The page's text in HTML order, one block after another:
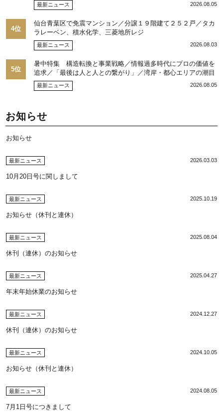
／池田 明社長に聞く
最新ニュース 2026.08.05
4位
仙台青葉区で免震マンション／分譲１９階建て２５２戸／タカ
ラレーベン、積水化学、三菱地所レジ
最新ニュース 2026.08.03
5位
暑中特集 構造転換と事業戦略／情報過多時代にプロの価値を
追求／「最後は人と人との繋がり」／湾岸・都心エリアの潮目
を注視／“リパーク”次世代展開／三井不動産リアルティ／児玉
光博社長に聞く
最新ニュース 2026.08.05
お知らせ
お知らせ
最新ニュース 2026.03.03
10月20日号に関しまして
最新ニュース 2025.10.19
お知らせ（休刊と連休）
最新ニュース 2025.08.04
休刊（連休）のお知らせ
最新ニュース 2025.04.27
年末年始休業のお知らせ
最新ニュース 2024.12.27
休刊（連休）のお知らせ
最新ニュース 2024.10.05
お知らせ（休刊と連休）
最新ニュース 2024.08.05
7月1日号につきまして